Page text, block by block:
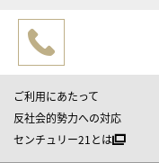
ご利用にあたって
反社会的勢力への対応
センチュリー21とは